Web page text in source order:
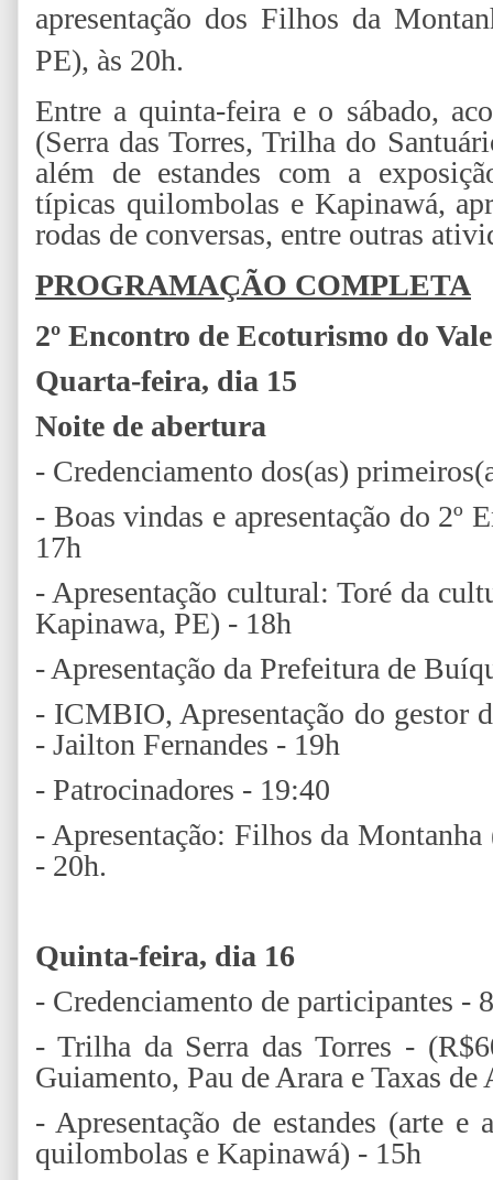
apresentação dos Filhos da
PE), às 20h.
Entre a quinta-feira e o sábado,
(Serra das Torres, Trilha do
além de estandes com a
típicas quilombolas e Kapinawá,
rodas de conversas, entre outras
PROGRAMAÇÃO COMPLETA
2º Encontro de Ecoturismo do
Quarta-feira, dia 15
Noite de abertura
- Credenciamento dos(as)
- Boas vindas e apresentação do
17h
- Apresentação cultural: Toré da
Kapinawa, PE) - 18h
- Apresentação da Prefeitura de
- ICMBIO, Apresentação do gestor
- Jailton Fernandes - 19h
- Patrocinadores - 19:40
- Apresentação: Filhos da
- 20h.
Quinta-feira, dia 16
- Credenciamento de participantes -
- Trilha da Serra das Torres -
Guiamento, Pau de Arara e Taxas
- Apresentação de estandes (arte e
quilombolas e Kapinawá) - 15h